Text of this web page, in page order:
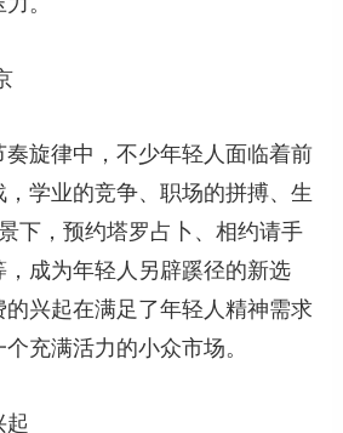
旋律中，不少年轻人面临着前
学业的竞争、职场的拼搏、生
下，预约塔罗占卜、相约请手
成为年轻人另辟蹊径的新选
兴起在满足了年轻人精神需求
充满活力的小众市场。
起